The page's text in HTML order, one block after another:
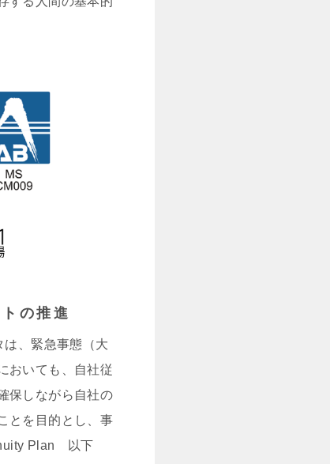
の推進
は、緊急事態（大
おいても、自社従
保しながら自社の
とを目的とし、事
Plan 以下